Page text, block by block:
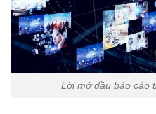
Lời mở đầu báo cáo